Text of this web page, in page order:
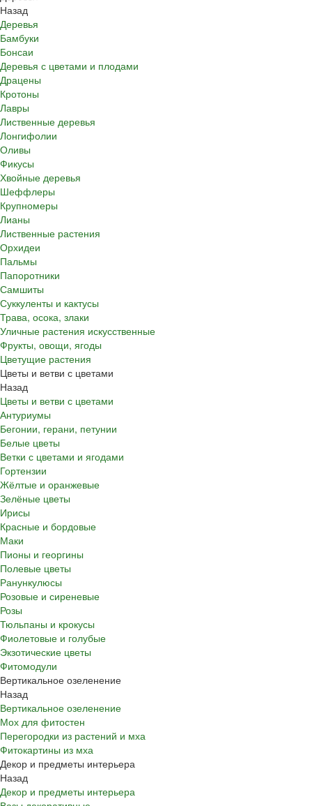
Назад
Деревья
Бамбуки
Бонсаи
Деревья с цветами и плодами
Драцены
Кротоны
Лавры
Лиственные деревья
Лонгифолии
Оливы
Фикусы
Хвойные деревья
Шеффлеры
Крупномеры
Лианы
Лиственные растения
Орхидеи
Пальмы
Папоротники
Самшиты
Суккуленты и кактусы
Трава, осока, злаки
Уличные растения искусственные
Фрукты, овощи, ягоды
Цветущие растения
Цветы и ветви с цветами
Назад
Цветы и ветви с цветами
Антуриумы
Бегонии, герани, петунии
Белые цветы
Ветки с цветами и ягодами
Гортензии
Жёлтые и оранжевые
Зелёные цветы
Ирисы
Красные и бордовые
Маки
Пионы и георгины
Полевые цветы
Ранункулюсы
Розовые и сиреневые
Розы
Тюльпаны и крокусы
Фиолетовые и голубые
Экзотические цветы
Фитомодули
Вертикальное озеленение
Назад
Вертикальное озеленение
Мох для фитостен
Перегородки из растений и мха
Фитокартины из мха
Декор и предметы интерьера
Назад
Декор и предметы интерьера